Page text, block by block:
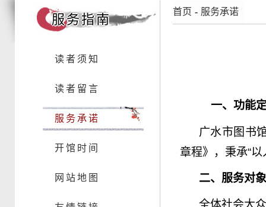
服务指南
读者须知
读者留言
服务承诺
开馆时间
网站地图
首页 - 服务承诺
一、功能
广水市图书
章程》，秉承“以
二、服务对象
全体社会大